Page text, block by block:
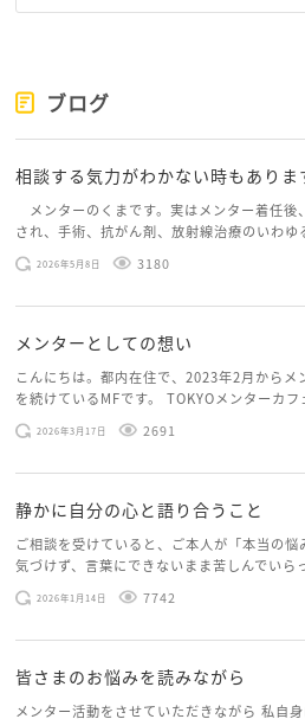
ブログ
相談する気力がわかない時もありま
メンターのくまです。実はメンター着任後
され、手術、抗がん剤、放射線治療のいわゆ
スを体験していて、しばらくメンターカフェ
いませんでした。体力だけでなく、気力も落
2026年5月8日 3180
メンターとしての想い
こんにちは。都内在住で、2023年2月からメ
を続けているMFです。 TOKYOメンターカフ
げたいという想いから、勇気を出して初めて
稿してみようと思います。少し自分のことを
2026年3月17日 2691
静かに自分の心と語り合うこと
ご相談を受けていると、ご本人が「本当の悩
気づけず、言葉にできないまま苦しんでいら
ースがありますお悩みというのは、心の深い
層心理）に触れることで、まったく違う角度
2026年1月14日 7742
皆さまのお悩みを読みながら
メンター活動をさせていただきながら 私自